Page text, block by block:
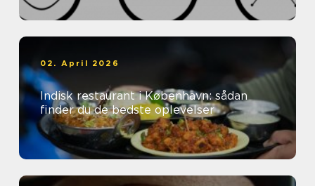
02. April 2026
Indisk restaurant i København: sådan
finder du de bedste oplevelser